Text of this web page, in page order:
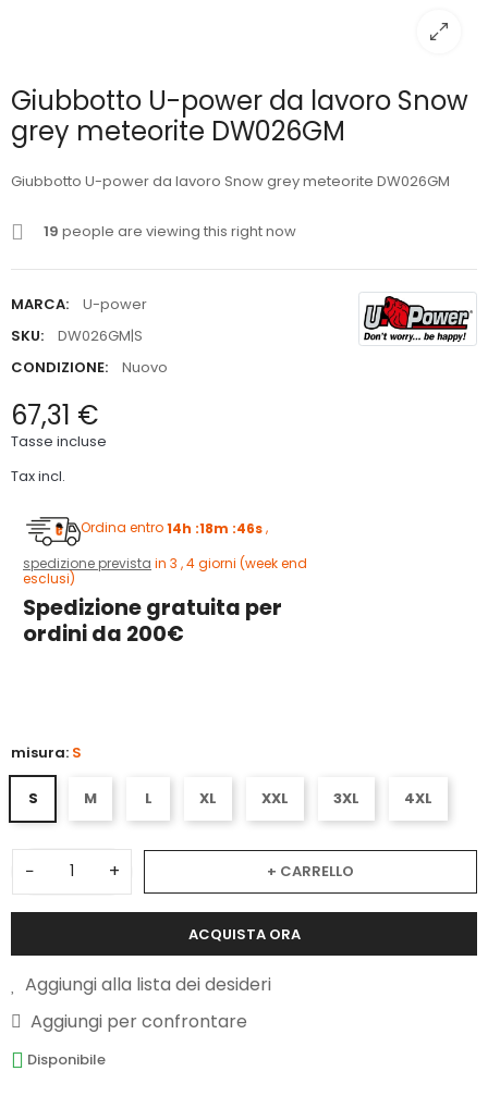
Giubbotto U-power da lavoro Snow
grey meteorite DW026GM
Giubbotto U-power da lavoro Snow grey meteorite DW026GM
19 people are viewing this right now
MARCA:
U-power
SKU:
DW026GM|S
CONDIZIONE:
Nuovo
67,31 €
Tasse incluse
Tax incl.
Ordina entro14h :18m :45s,
spedizione prevista in 3 , 4 giorni (week end
esclusi)
Spedizione gratuita per
ordini da 200€
misura: S
S M L XL XXL 3XL 4XL
− + + CARRELLO
ACQUISTA ORA
Aggiungi alla lista dei desideri
Aggiungi per confrontare
Disponibile